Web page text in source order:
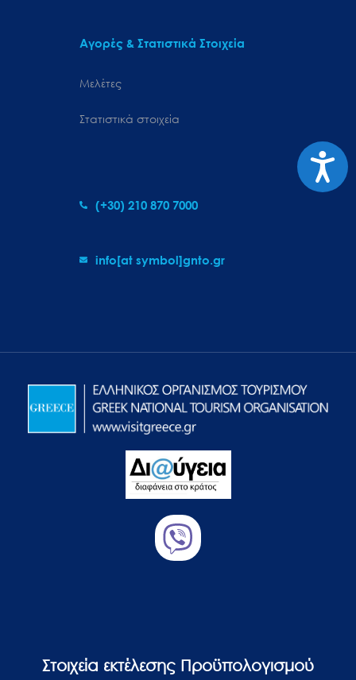
Αγορές & Στατιστικά Στοιχεία
Μελέτες
Στατιστικά στοιχεία
(+30) 210 870 7000
info[at symbol]gnto.gr
Στοιχεία εκτέλεσης Προϋπολογισμού